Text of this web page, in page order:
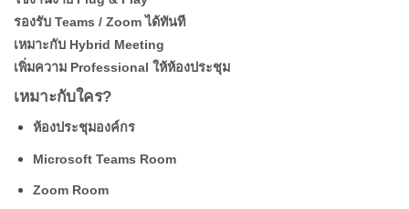
รองรับ Teams / Zoom ได้ทันที
เหมาะกับ Hybrid Meeting
เพิ่มความ Professional ให้ห้องประชุม
เหมาะกับใคร?
ห้องประชุมองค์กร
Microsoft Teams Room
Zoom Room